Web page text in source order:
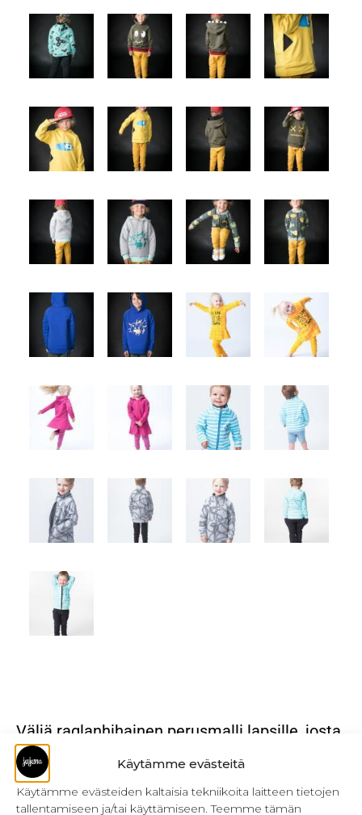
Käytämme evästeitä
Käytämme evästeiden kaltaisia tekniikoita laitteen tietojen
tallentamiseen ja/tai käyttämiseen. Teemme tämän
Väljä raglanhihainen perusmalli lapsille, josta
riittää iloa pitkäksi aikaa.
Kattava lasten raglancolleget kaavapaketti
koostuu8 erilaisesta mallista.Voit yhdistää